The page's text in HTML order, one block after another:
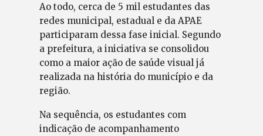
Ao todo, cerca de 5 mil estudantes das
redes municipal, estadual e da APAE
participaram dessa fase inicial. Segundo
a prefeitura, a iniciativa se consolidou
como a maior ação de saúde visual já
realizada na história do município e da
região.
Na sequência, os estudantes com
indicação de acompanhamento